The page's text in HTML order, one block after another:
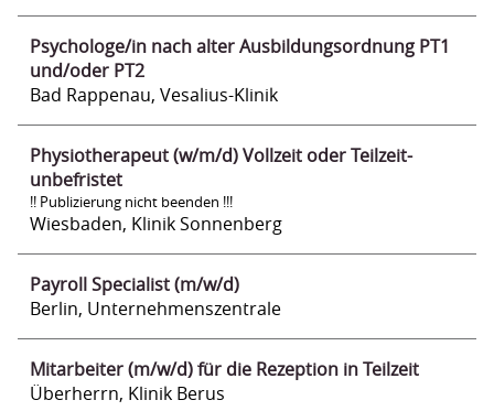
Psychologe/in nach alter Ausbildungsordnung PT1
und/oder PT2
Bad Rappenau, Vesalius-Klinik
Physiotherapeut (w/m/d) Vollzeit oder Teilzeit-
unbefristet
!! Publizierung nicht beenden !!!
Wiesbaden, Klinik Sonnenberg
Payroll Specialist (m/w/d)
Berlin, Unternehmenszentrale
Mitarbeiter (m/w/d) für die Rezeption in Teilzeit
Überherrn, Klinik Berus